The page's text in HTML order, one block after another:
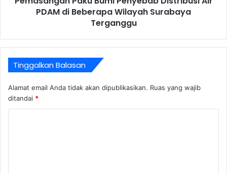
PDAM di Beberapa Wilayah Surabaya
Terganggu
Tinggalkan Balasan
Alamat email Anda tidak akan dipublikasikan. Ruas yang wajib
ditandai *